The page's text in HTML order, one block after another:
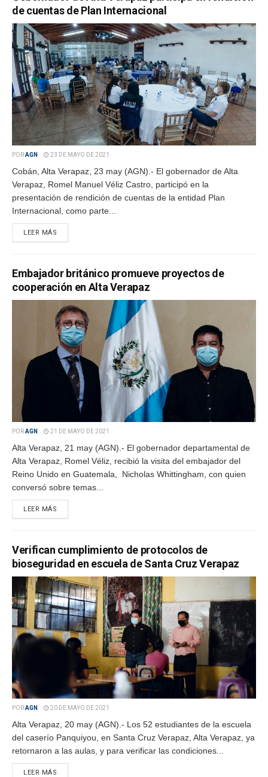
de cuentas de Plan Internacional
PORAGN 23 DE MAYO DE 2021
Cobán, Alta Verapaz, 23 may (AGN).- El gobernador de Alta
Verapaz, Romel Manuel Véliz Castro, participó en la
presentación de rendición de cuentas de la entidad Plan
Internacional, como parte...
LEER MÁS
Embajador británico promueve proyectos de
cooperación en Alta Verapaz
PORAGN 21 DE MAYO DE 2021
Alta Verapaz, 21 may (AGN).- El gobernador departamental de
Alta Verapaz, Romel Véliz, recibió la visita del embajador del
Reino Unido en Guatemala, Nicholas Whittingham, con quien
conversó sobre temas...
LEER MÁS
Verifican cumplimiento de protocolos de
bioseguridad en escuela de Santa Cruz Verapaz
PORAGN 20 DE MAYO DE 2021
Alta Verapaz, 20 may (AGN).- Los 52 estudiantes de la escuela
del caserío Panquiyou, en Santa Cruz Verapaz, Alta Verapaz, ya
retornaron a las aulas, y para verificar las condiciones...
LEER MÁS